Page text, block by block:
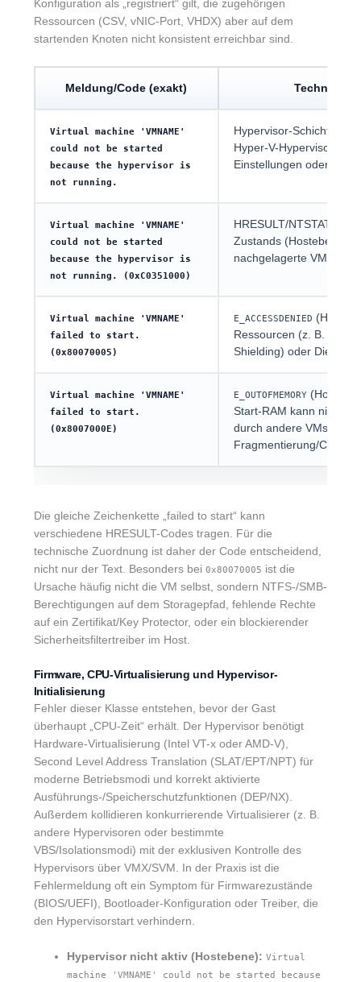
Konfiguration als „registriert“ gilt, die zugehörigen
Ressourcen (CSV, vNIC-Port, VHDX) aber auf dem
startenden Knoten nicht konsistent erreichbar sind.
Meldung/Code (exakt) Technische
Virtual machine 'VMNAME'
could not be started
because the hypervisor is
not running.
Hypervisor-Schicht auf
Hyper-V-Hypervisor
Einstellungen oder
Virtual machine 'VMNAME'
could not be started
because the hypervisor is
not running. (0xC0351000)
HRESULT/NTSTATUS-
Zustands (Hostebene):
nachgelagerte VM-
Virtual machine 'VMNAME'
failed to start.
(0x80070005)
E_ACCESSDENIED
Ressourcen (z. B.
Shielding) oder
Virtual machine 'VMNAME'
failed to start.
(0x8007000E)
E_OUTOFMEMORY
Start-RAM kann nicht
durch andere VMs,
Fragmentierung/
Die gleiche Zeichenkette „failed to start“ kann
verschiedene HRESULT-Codes tragen. Für die
technische Zuordnung ist daher der Code entscheidend,
nicht nur der Text. Besonders bei 0x80070005 ist die
Ursache häufig nicht die VM selbst, sondern NTFS-/SMB-
Berechtigungen auf dem Storagepfad, fehlende Rechte
auf ein Zertifikat/Key Protector, oder ein blockierender
Sicherheitsfiltertreiber im Host.
Firmware, CPU-Virtualisierung und Hypervisor-
Initialisierung
Fehler dieser Klasse entstehen, bevor der Gast
überhaupt „CPU-Zeit“ erhält. Der Hypervisor benötigt
Hardware-Virtualisierung (Intel VT-x oder AMD-V),
Second Level Address Translation (SLAT/EPT/NPT) für
moderne Betriebsmodi und korrekt aktivierte
Ausführungs-/Speicherschutzfunktionen (DEP/NX).
Außerdem kollidieren konkurrierende Virtualisierer (z. B.
andere Hypervisoren oder bestimmte
VBS/Isolationsmodi) mit der exklusiven Kontrolle des
Hypervisors über VMX/SVM. In der Praxis ist die
Fehlermeldung oft ein Symptom für Firmwarezustände
(BIOS/UEFI), Bootloader-Konfiguration oder Treiber, die
den Hypervisorstart verhindern.
Hypervisor nicht aktiv (Hostebene): Virtual
machine 'VMNAME' could not be started because